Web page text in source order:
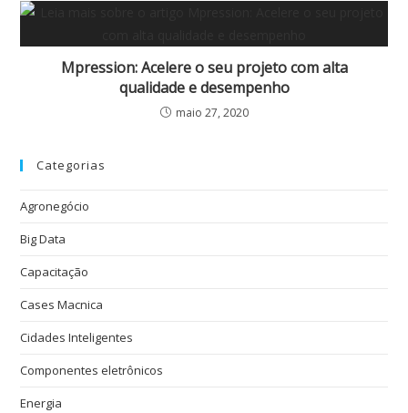
Mpression: Acelere o seu projeto com alta
qualidade e desempenho
maio 27, 2020
Categorias
Agronegócio
Big Data
Capacitação
Cases Macnica
Cidades Inteligentes
Componentes eletrônicos
Energia